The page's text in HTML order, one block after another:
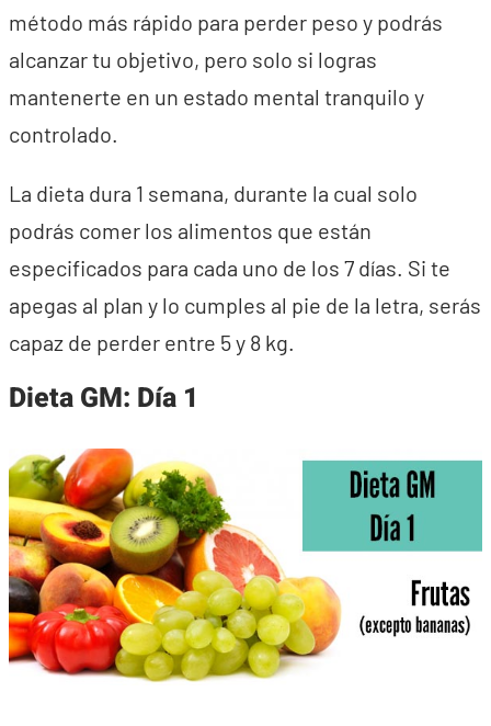
método más rápido para perder peso y podrás
alcanzar tu objetivo, pero solo si logras
mantenerte en un estado mental tranquilo y
controlado.
La dieta dura 1 semana, durante la cual solo
podrás comer los alimentos que están
especificados para cada uno de los 7 días. Si te
apegas al plan y lo cumples al pie de la letra, serás
capaz de perder entre 5 y 8 kg.
Dieta GM: Día 1